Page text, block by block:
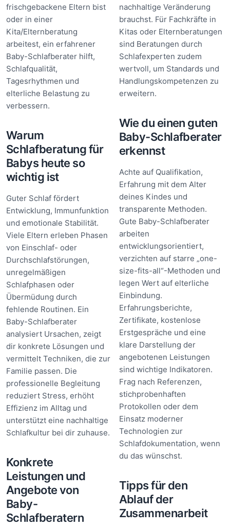
frischgebackene Eltern bist
oder in einer
Kita/Elternberatung
arbeitest, ein erfahrener
Baby-Schlafberater hilft,
Schlafqualität,
Tagesrhythmen und
elterliche Belastung zu
verbessern.
Warum
Schlafberatung für
Babys heute so
wichtig ist
Guter Schlaf fördert
Entwicklung, Immunfunktion
und emotionale Stabilität.
Viele Eltern erleben Phasen
von Einschlaf- oder
Durchschlafstörungen,
unregelmäßigen
Schlafphasen oder
Übermüdung durch
fehlende Routinen. Ein
Baby-Schlafberater
analysiert Ursachen, zeigt
dir konkrete Lösungen und
vermittelt Techniken, die zur
Familie passen. Die
professionelle Begleitung
reduziert Stress, erhöht
Effizienz im Alltag und
unterstützt eine nachhaltige
Schlafkultur bei dir zuhause.
Konkrete
Leistungen und
Angebote von
Baby-
Schlafberatern
nachhaltige Veränderung
brauchst. Für Fachkräfte in
Kitas oder Elternberatungen
sind Beratungen durch
Schlafexperten zudem
wertvoll, um Standards und
Handlungskompetenzen zu
erweitern.
Wie du einen guten
Baby-Schlafberater
erkennst
Achte auf Qualifikation,
Erfahrung mit dem Alter
deines Kindes und
transparente Methoden.
Gute Baby-Schlafberater
arbeiten
entwicklungsorientiert,
verzichten auf starre „one-
size-fits-all“-Methoden und
legen Wert auf elterliche
Einbindung.
Erfahrungsberichte,
Zertifikate, kostenlose
Erstgespräche und eine
klare Darstellung der
angebotenen Leistungen
sind wichtige Indikatoren.
Frag nach Referenzen,
stichprobenhaften
Protokollen oder dem
Einsatz moderner
Technologien zur
Schlafdokumentation, wenn
du das wünschst.
Tipps für den
Ablauf der
Zusammenarbeit